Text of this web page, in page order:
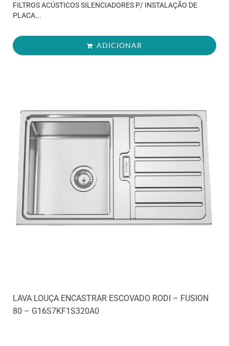
FILTROS ACÚSTICOS SILENCIADORES P/ INSTALAÇÃO DE
PLACA...
ADICIONAR
LAVA LOUÇA ENCASTRAR ESCOVADO RODI – FUSION
80 – G16S7KF1S320A0